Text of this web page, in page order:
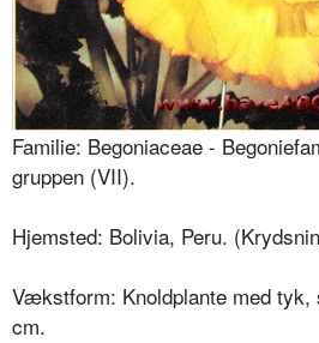
Familie: Begoniaceae -
gruppen (VII).
Hjemsted: Bolivia, Peru.
Vækstform: Knoldplante med
cm.